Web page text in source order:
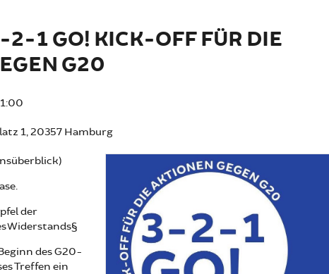
2-1 GO! KICK-OFF FÜR DIE
G20
1, 20357 Hamburg
der
Widerstands§
des G20-
Treffen ein